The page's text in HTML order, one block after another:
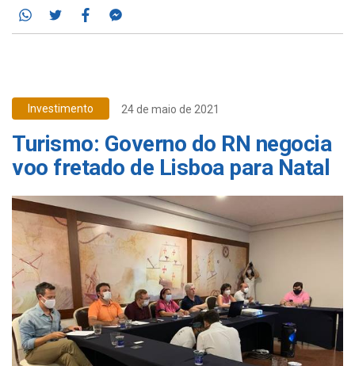
Whatsapp
TwitterFacebook
Investimento 24 de maio de 2021
Turismo: Governo do RN negocia
voo fretado de Lisboa para Natal